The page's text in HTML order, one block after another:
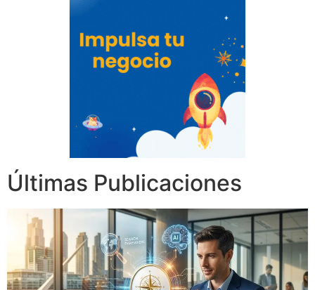
Últimas Publicaciones